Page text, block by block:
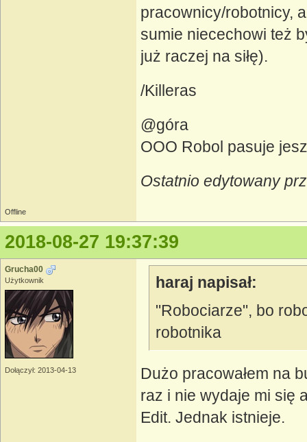
pracownicy/robotnicy,
sumie niecechowi też
już raczej na siłę).
/Killeras
@góra
OOO Robol pasuje
Ostatnio edytowany
Offline
2018-08-27 19:37:39
Grucha00
Użytkownik
Dołączył: 2013-04-13
haraj napisał:
"Robociarze", bo
robotnika
Dużo pracowałem na
raz i nie wydaje mi się
Edit. Jednak istnieje.